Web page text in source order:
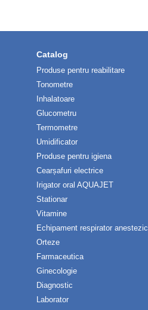
Catalog
Produse pentru reabilitare
Tonometre
Inhalatoare
Glucometru
Termometre
Umidificator
Produse pentru igiena
Cearșafuri electrice
Irigator oral AQUAJET
Stationar
Vitamine
Echipament respirator anestezic
Orteze
Farmaceutica
Ginecologie
Diagnostic
Laborator